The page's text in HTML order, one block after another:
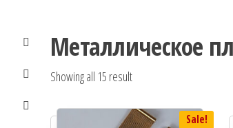
Металлическое
Showing all 15 result
Sale!